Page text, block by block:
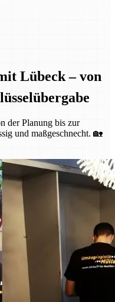
Lübeck – von
der Planung bis zur
und maßgeschnecht. 🏡